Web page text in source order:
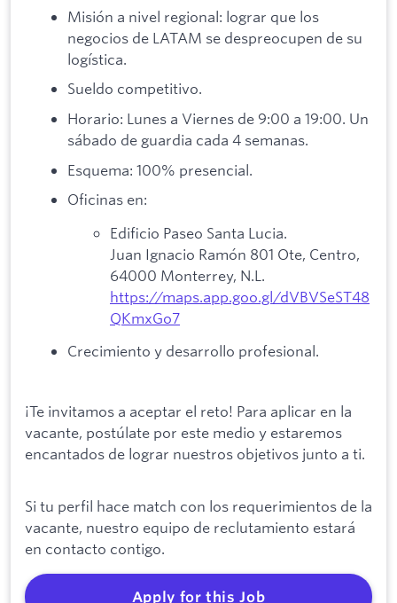
Misión a nivel regional: lograr que los
negocios de LATAM se despreocupen de su
logística.
Sueldo competitivo.
Horario: Lunes a Viernes de 9:00 a 19:00. Un
sábado de guardia cada 4 semanas.
Esquema: 100% presencial.
Oficinas en:
Edificio Paseo Santa Lucia.
Juan Ignacio Ramón 801 Ote, Centro,
64000 Monterrey, N.L.
https://maps.app.goo.gl/dVBVSeST48
QKmxGo7
Crecimiento y desarrollo profesional.
¡Te invitamos a aceptar el reto! Para aplicar en la
vacante, postúlate por este medio y estaremos
encantados de lograr nuestros objetivos junto a ti.
Si tu perfil hace match con los requerimientos de la
vacante, nuestro equipo de reclutamiento estará
en contacto contigo.
Apply for this Job